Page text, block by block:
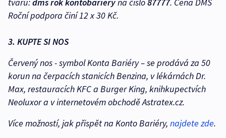
tvaru:dms rok kontobarieryna číslo87777. Cena DMS
Roční podpora činí 12 x 30 Kč.
3. KUPTE SI NOS
Červený nos - symbol Konta Bariéry – se prodává za 50
korun na čerpacích stanicích Benzina, v lékárnách Dr.
Max, restauracích KFC a Burger King, knihkupectvích
Neoluxor a v internetovém obchodě Astratex.cz.
Více možností, jak přispět na Konto Bariéry, najdete zde.